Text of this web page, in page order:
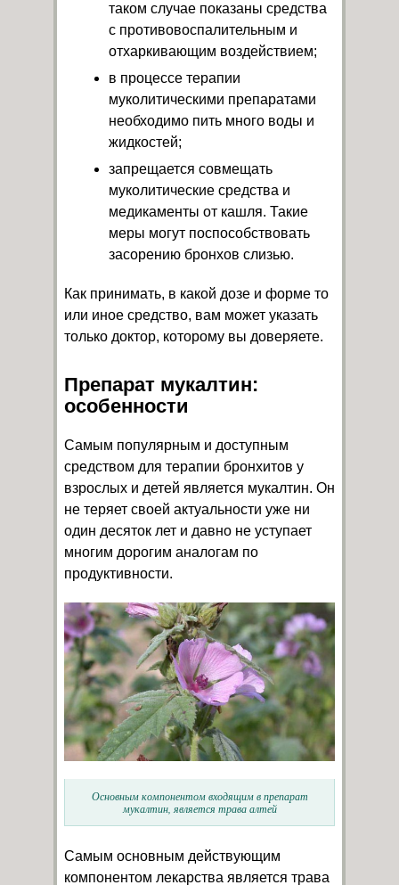
таком случае показаны средства
с противовоспалительным и
отхаркивающим воздействием;
в процессе терапии
муколитическими препаратами
необходимо пить много воды и
жидкостей;
запрещается совмещать
муколитические средства и
медикаменты от кашля. Такие
меры могут поспособствовать
засорению бронхов слизью.
Как принимать, в какой дозе и форме то
или иное средство, вам может указать
только доктор, которому вы доверяете.
Препарат мукалтин:
особенности
Самым популярным и доступным
средством для терапии бронхитов у
взрослых и детей является мукалтин. Он
не теряет своей актуальности уже ни
один десяток лет и давно не уступает
многим дорогим аналогам по
продуктивности.
Основным компонентом входящим в препарат
мукалтин, является трава алтей
Самым основным действующим
компонентом лекарства является трава